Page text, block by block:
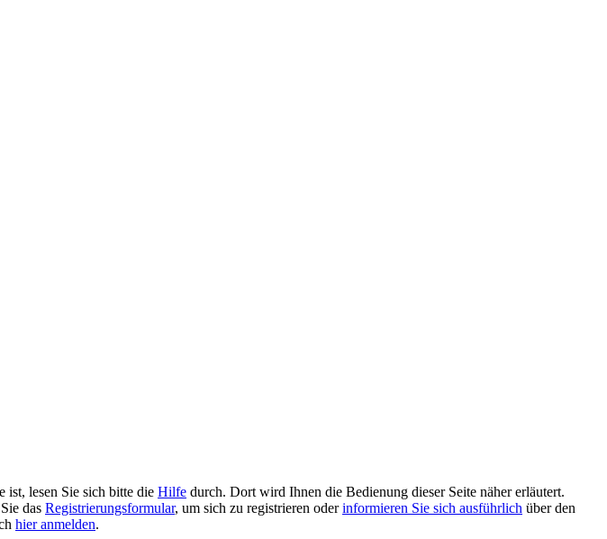
ist, lesen Sie sich bitte die Hilfe durch. Dort wird Ihnen die Bedienung dieser Seite näher erläutert.
das Registrierungsformular, um sich zu registrieren oderinformieren Sie sich ausführlich über den
hier anmelden.